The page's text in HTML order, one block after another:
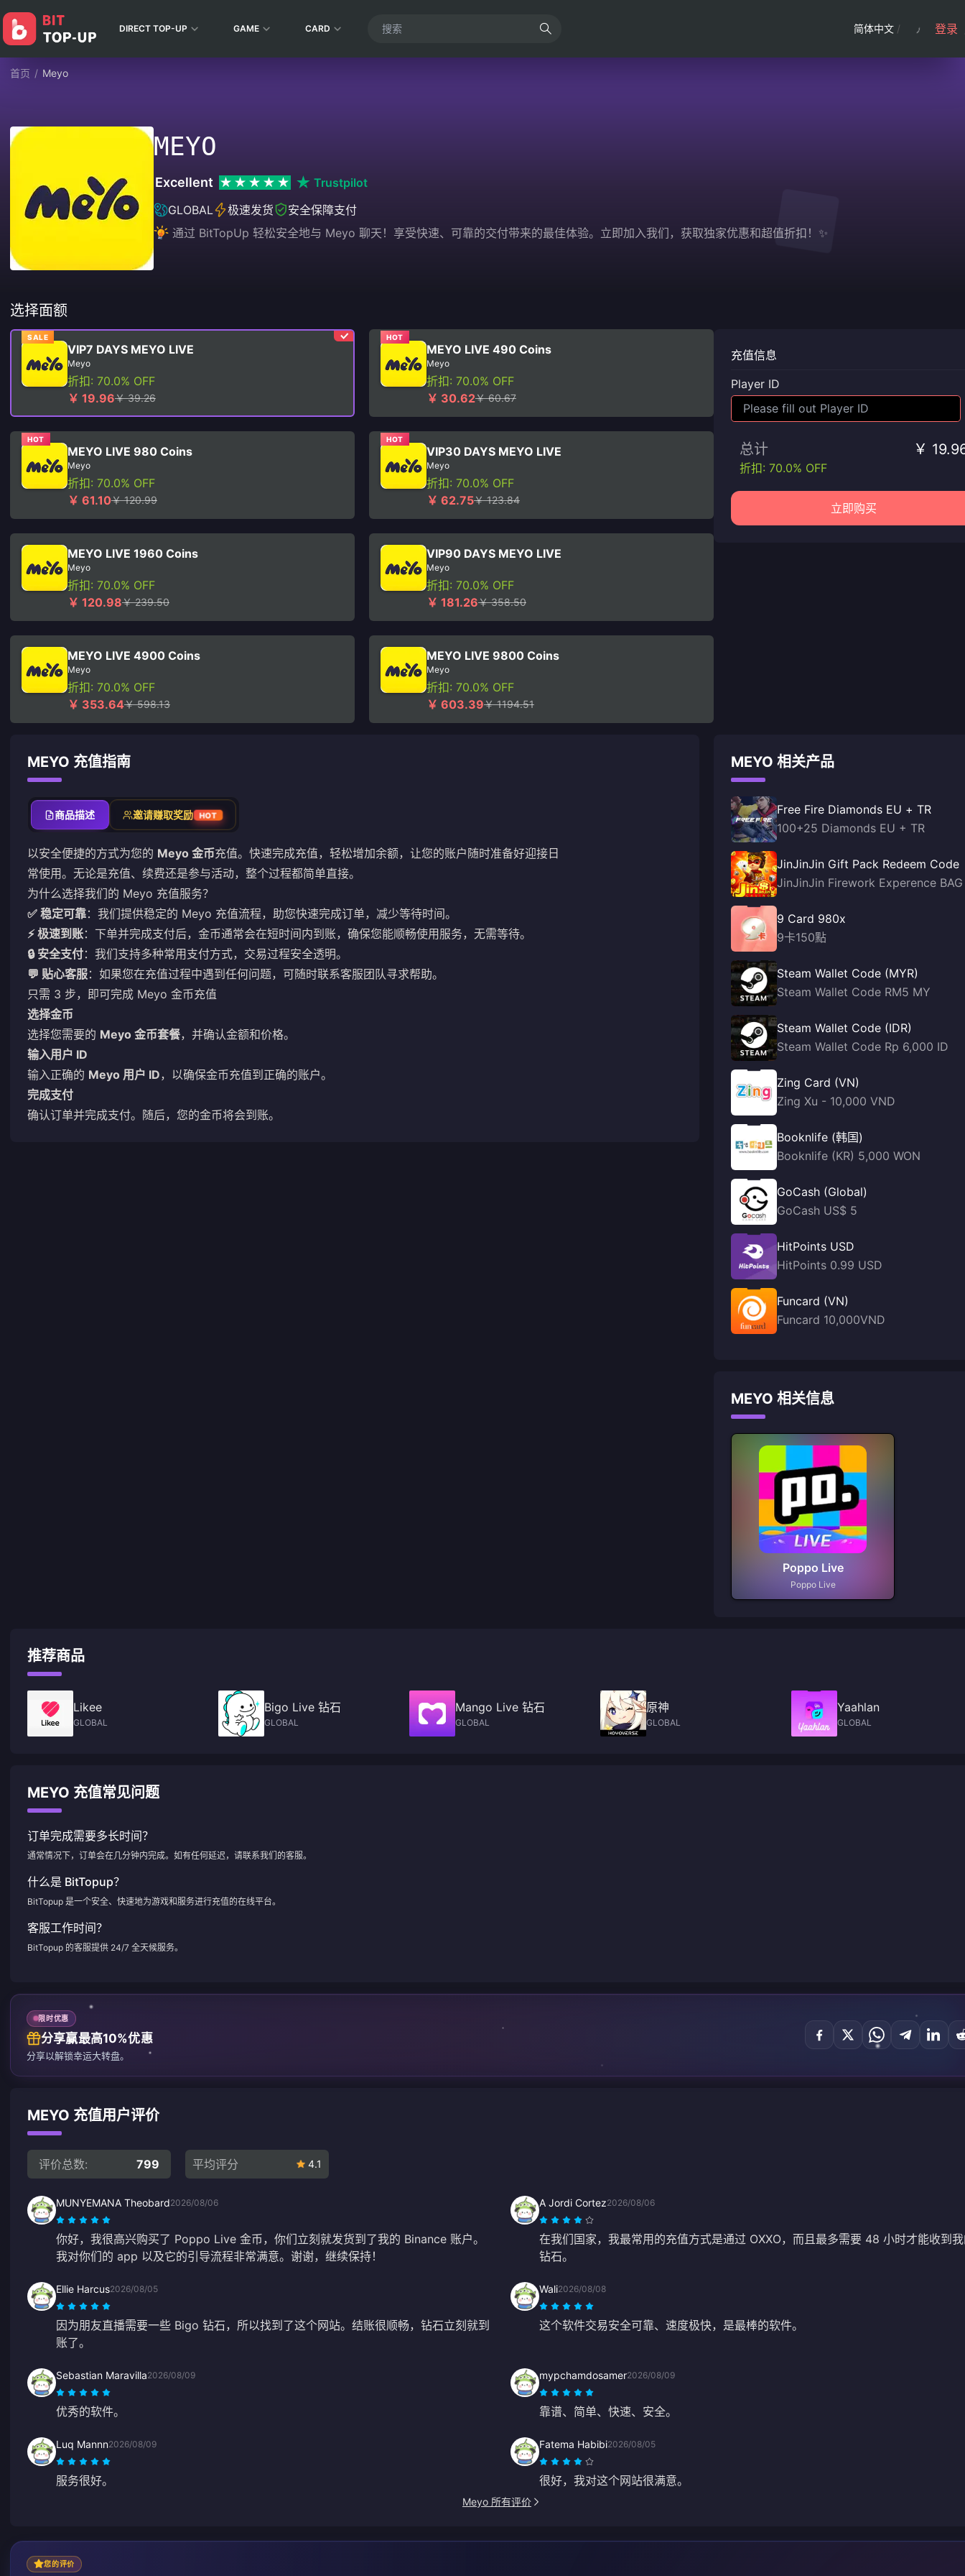
DIRECT TOP-UP GAME CARD 简体中文 / 登录
首页 / Meyo
MEYO
Excellent
Trustpilot
GLOBAL
极速发货
安全保障支付
通过 BitTopUp 轻松安全地与 Meyo 聊天！享受快速、可靠的交付带来的最佳体验。立即加入我们，获取独家优惠和超值折扣！✨
选择面额
SALE
VIP7 DAYS MEYO LIVE
Meyo
折扣: 70.0% OFF
￥ 19.96￥ 39.26
HOT
MEYO LIVE 490 Coins
Meyo
折扣: 70.0% OFF
￥ 30.62￥ 60.67
HOT
MEYO LIVE 980 Coins
Meyo
折扣: 70.0% OFF
￥ 61.10￥ 120.99
HOT
VIP30 DAYS MEYO LIVE
Meyo
折扣: 70.0% OFF
￥ 62.75￥ 123.84
MEYO LIVE 1960 Coins
Meyo
折扣: 70.0% OFF
￥ 120.98￥ 239.50
VIP90 DAYS MEYO LIVE
Meyo
折扣: 70.0% OFF
￥ 181.26￥ 358.50
MEYO LIVE 4900 Coins
Meyo
折扣: 70.0% OFF
￥ 353.64￥ 598.13
MEYO LIVE 9800 Coins
Meyo
折扣: 70.0% OFF
￥ 603.39￥ 1194.51
充值信息
Player ID
总计 ￥
折扣: 70.0% OFF
立即购买
MEYO 充值指南
商品描述 邀请赚取奖励 HOT
以安全便捷的方式为您的 Meyo 金币充值。快速完成充值，轻松增加余额，让您的账户随时准备好迎接日
常使用。无论是充值、续费还是参与活动，整个过程都简单直接。
为什么选择我们的 Meyo 充值服务？
✅ 稳定可靠：我们提供稳定的 Meyo 充值流程，助您快速完成订单，减少等待时间。
⚡ 极速到账：下单并完成支付后，金币通常会在短时间内到账，确保您能顺畅使用服务，无需等待。
🔒 安全支付：我们支持多种常用支付方式，交易过程安全透明。
💬 贴心客服：如果您在充值过程中遇到任何问题，可随时联系客服团队寻求帮助。
只需 3 步，即可完成 Meyo 金币充值
选择金币
选择您需要的 Meyo 金币套餐，并确认金额和价格。
输入用户 ID
输入正确的 Meyo 用户 ID，以确保金币充值到正确的账户。
完成支付
确认订单并完成支付。随后，您的金币将会到账。
MEYO 相关产品
Free Fire Diamonds EU + TR
100+25 Diamonds EU + TR
JinJinJin Gift Pack Redeem Code
JinJinJin Firework Experence BAG
9 Card 980x
9卡150點
Steam Wallet Code (MYR)
Steam Wallet Code RM5 MY
Steam Wallet Code (IDR)
Steam Wallet Code Rp 6,000 ID
Zing Card (VN)
Zing Xu - 10,000 VND
Booknlife (韩国)
Booknlife (KR) 5,000 WON
GoCash (Global)
GoCash US$ 5
HitPoints USD
HitPoints 0.99 USD
Funcard (VN)
Funcard 10,000VND
MEYO 相关信息
Poppo Live
Poppo Live
推荐商品
Likee
GLOBAL
Bigo Live 钻石
GLOBAL
Mango Live 钻石
GLOBAL
原神
GLOBAL
Yaahlan
GLOBAL
MEYO 充值常见问题
订单完成需要多长时间？
通常情况下，订单会在几分钟内完成。如有任何延迟，请联系我们的客服。
什么是 BitTopup？
BitTopup 是一个安全、快速地为游戏和服务进行充值的在线平台。
客服工作时间？
BitTopup 的客服提供 24/7 全天候服务。
限时优惠
分享赢最高10%优惠
分享以解锁幸运大转盘。
MEYO 充值用户评价
评价总数: 799 平均评分 4.1
MUNYEMANA Theobard2026/08/06
你好，我很高兴购买了 Poppo Live 金币，你们立刻就发货到了我的 Binance 账户。
我对你们的 app 以及它的引导流程非常满意。谢谢，继续保持！
A Jordi Cortez2026/08/06
在我们国家，我最常用的充值方式是通过 OXXO，而且最多需要 48 小时才能收到
钻石。
Ellie Harcus2026/08/05
因为朋友直播需要一些 Bigo 钻石，所以找到了这个网站。结账很顺畅，钻石立刻就到
账了。
Wali2026/08/08
这个软件交易安全可靠、速度极快，是最棒的软件。
Sebastian Maravilla2026/08/09
优秀的软件。
mypchamdosamer2026/08/09
靠谱、简单、快速、安全。
Luq Mannn2026/08/09
服务很好。
Fatema Habibi2026/08/05
很好，我对这个网站很满意。
Meyo 所有评价
您的评价